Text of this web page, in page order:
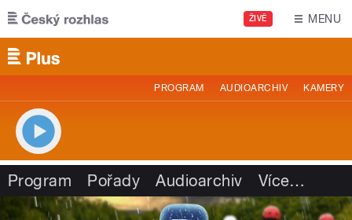
Přejít k hlavnímu obsahu
ŽIVĚ MENU
PROGRAM AUDIOARCHIV KAMERY
Program Pořady Audioarchiv Více…